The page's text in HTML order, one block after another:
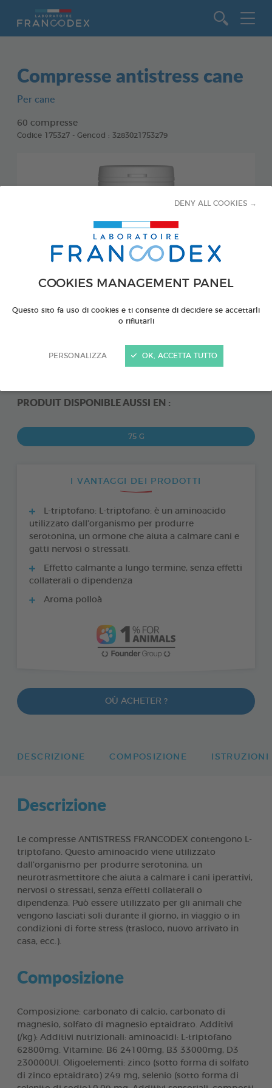
COOKIES MANAGEMENT PANEL
Questo sito fa uso di cookies e ti consente di decidere se accettarli
o rifiutarli
PERSONALIZZA
DENY ALL COOKIES →
OK, ACCETTA TUTTO
Compresse antistress cane
Per cane
60 compresse
Codice 175327 - Gencod : 3283021753279
PRODUIT DISPONIBLE AUSSI EN :
75 G
I VANTAGGI DEI PRODOTTI
L-triptofano: L-triptofano: è un aminoacido
utilizzato dall’organismo per produrre
serotonina, un ormone che aiuta a calmare cani e
gatti nervosi o stressati.
Effetto calmante a lungo termine, senza effetti
collaterali o dipendenza
Aroma polloà
OÙ ACHETER ?
DESCRIZIONE COMPOSIZIONE
Descrizione
Le compresse ANTISTRESS FRANCODEX contengono L-
triptofano. Questo aminoacido viene utilizzato
dall’organismo per produrre serotonina, un
neurotrasmettitore che aiuta a calmare i cani iperattivi,
nervosi o stressati, senza effetti collaterali o
dipendenza. Può essere utilizzato per gli animali che
vengono lasciati soli durante il giorno, in viaggio o in
condizioni di forte stress (trasloco, nuovo arrivato in
casa, ecc.).
Composizione
Composizione: carbonato di calcio, carbonato di
magnesio, solfato di magnesio eptaidrato. Additivi
(/kg): Additivi nutrizionali: aminoacidi: L-triptofano
62800mg. Vitamine: B6 24100mg, B3 33000mg, D3
230000UI. Oligoelementi: zinco (sotto forma di solfato
di zinco eptaidrato) 249 mg, selenio (sotto forma di